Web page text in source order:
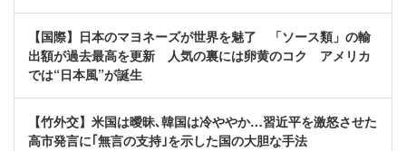
【国際】日本のマヨネーズが世界を魅了 「ソース類」の輸
出額が過去最高を更新 人気の裏には卵黄のコク アメリカ
では“日本風”が誕生
【竹外交】米国は曖昧､韓国は冷ややか…習近平を激怒させた
高市発言に｢無言の支持｣を示した国の大胆な手法